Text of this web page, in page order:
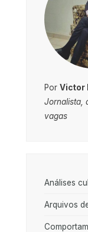
Por Victor
Jornalista,
vagas
Análises
Arquivos